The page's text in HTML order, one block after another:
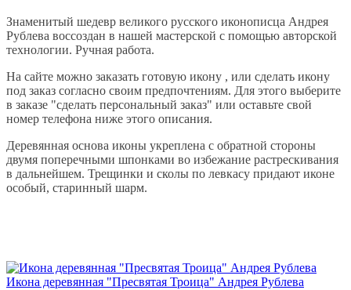
Знаменитый шедевр великого русского иконописца Андрея
Рублева воссоздан в нашей мастерской с помощью авторской
технологии. Ручная работа.
На сайте можно заказать готовую икону , или сделать икону
под заказ согласно своим предпочтениям. Для этого выберите
в заказе "сделать персональный заказ" или оставьте свой
номер телефона ниже этого описания.
Деревянная основа иконы укреплена с обратной стороны
двумя поперечными шпонками во избежание растрескивания
в дальнейшем. Трещинки и сколы по левкасу придают иконе
особый, старинный шарм.
Икона деревянная "Пресвятая Троица" Андрея Рублева